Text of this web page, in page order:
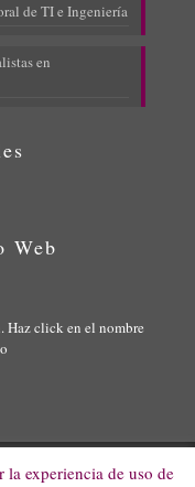
de TI e Ingeniería
en
Web
Haz click en el nombre
experiencia de uso de